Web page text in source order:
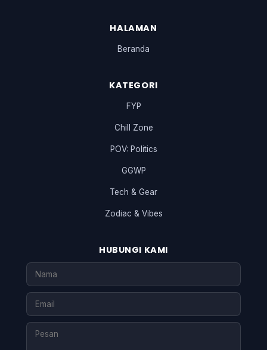
HALAMAN
Beranda
KATEGORI
FYP
Chill Zone
POV: Politics
GGWP
Tech & Gear
Zodiac & Vibes
HUBUNGI KAMI